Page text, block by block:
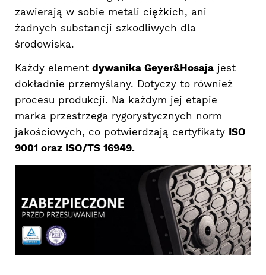
zawierają w sobie metali ciężkich, ani
żadnych substancji szkodliwych dla
środowiska.
Każdy element dywanika Geyer&Hosaja jest
dokładnie przemyślany. Dotyczy to również
procesu produkcji. Na każdym jej etapie
marka przestrzega rygorystycznych norm
jakościowych, co potwierdzają certyfikaty ISO
9001 oraz ISO/TS 16949.